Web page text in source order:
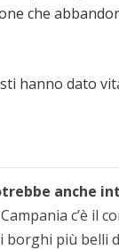
che
hanno dato
anche
c’è il
borghi più belli